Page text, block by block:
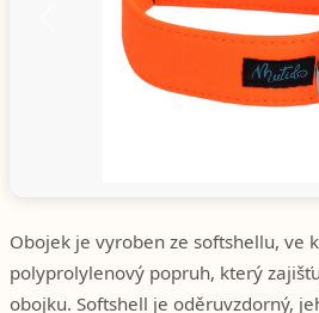
Předchozí
Obojek je vyroben ze softshellu, ve
polyprolylenový popruh, který
obojku. Softshell je oděruvzdorný,